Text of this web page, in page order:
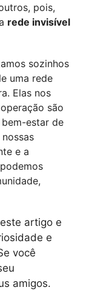
pois,
rede invisível
sozinhos
uma rede
Elas nos
são
estar de
e a
artigo e
e
você
amigos.